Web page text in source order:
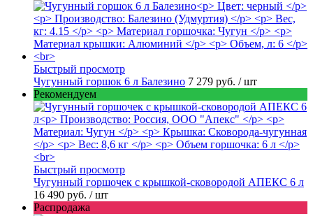
Быстрый просмотр
Чугунный горшок 6 л Балезино 7 279 руб. / шт
Рекомендуем
Быстрый просмотр
Чугунный горшочек с крышкой-сковородой АПЕКС 6 л
16 490 руб. / шт
Распродажа